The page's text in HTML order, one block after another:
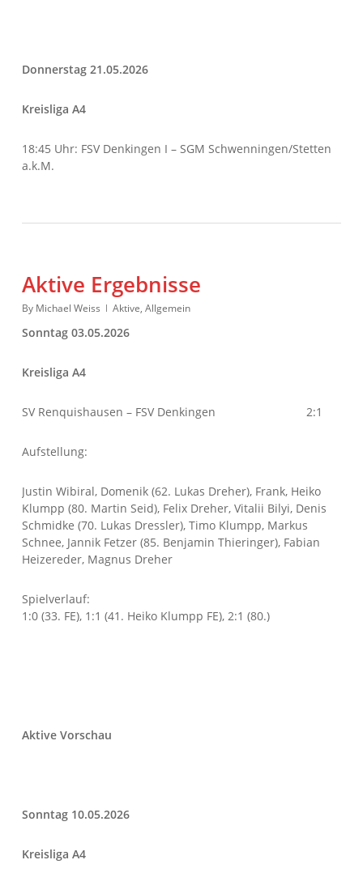
Donnerstag 21.05.2026
Kreisliga A4
18:45 Uhr: FSV Denkingen I – SGM Schwenningen/Stetten
a.k.M.
Aktive Ergebnisse
By Michael Weiss Aktive, Allgemein
Sonntag 03.05.2026
Kreisliga A4
SV Renquishausen – FSV Denkingen 2:1
Aufstellung:
Justin Wibiral, Domenik (62. Lukas Dreher), Frank, Heiko
Klumpp (80. Martin Seid), Felix Dreher, Vitalii Bilyi, Denis
Schmidke (70. Lukas Dressler), Timo Klumpp, Markus
Schnee, Jannik Fetzer (85. Benjamin Thieringer), Fabian
Heizereder, Magnus Dreher
Spielverlauf:
1:0 (33. FE), 1:1 (41. Heiko Klumpp FE), 2:1 (80.)
Aktive Vorschau
Sonntag 10.05.2026
Kreisliga A4